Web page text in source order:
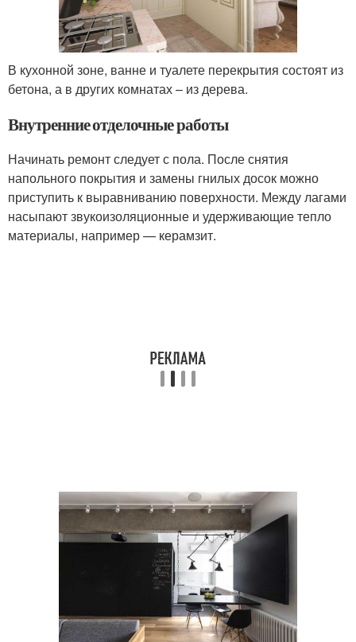
В кухонной зоне, ванне и туалете перекрытия состоят из
бетона, а в других комнатах – из дерева.
Внутренние отделочные работы
Начинать ремонт следует с пола. После снятия
напольного покрытия и замены гнилых досок можно
приступить к выравниванию поверхности. Между лагами
насыпают звукоизоляционные и удерживающие тепло
материалы, например — керамзит.